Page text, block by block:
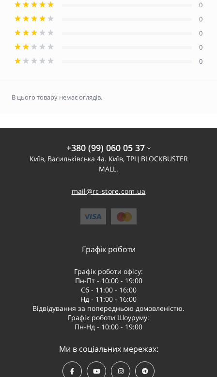
0
0
0
0
0
В цього товару немає оглядів.
+380 (99) 060 05 37
Київ, Васильківська 4а. Київ, ТРЦ BLOCKBUSTER
MALL.
mail@rc-store.com.ua
Графік роботи
Графік роботи офісу:
Пн-Пт - 10:00 - 19:00
Сб - 11:00 - 16:00
Нд - 11:00 - 16:00
Відвідування за попередньою домовленістю.
Графік роботи Шоуруму:
Пн-Нд - 10:00 - 19:00
Ми в соціальних мережах: